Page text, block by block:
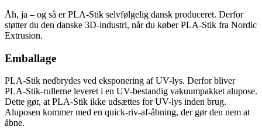
Åh, ja – og så er PLA-Stik selvfølgelig dansk produceret. Derfor
støtter du den danske 3D-industri, når du køber PLA-Stik fra Nordic
Extrusion.
Emballage
PLA-Stik nedbrydes ved eksponering af UV-lys. Derfor bliver
PLA-Stik-rullerne leveret i en UV-bestandig vakuumpakket alupose.
Dette gør, at PLA-Stik ikke udsættes for UV-lys inden brug.
Aluposen kommer med en quick-riv-af-åbning, der gør den nem at
åbne.